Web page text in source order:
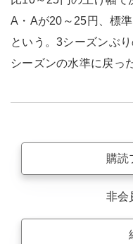
A・Aが20～25円、標
という。3シーズンぶ
シーズンの水準に戻っ
購読
非会